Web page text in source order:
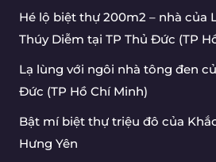
Hé lộ biệt thự 200m2 – nhà của
Thúy Diễm tại TP Thủ Đức (TP
Lạ lùng với ngôi nhà tông đen
Đức (TP Hồ Chí Minh)
Bật mí biệt thự triệu đô của
Hưng Yên